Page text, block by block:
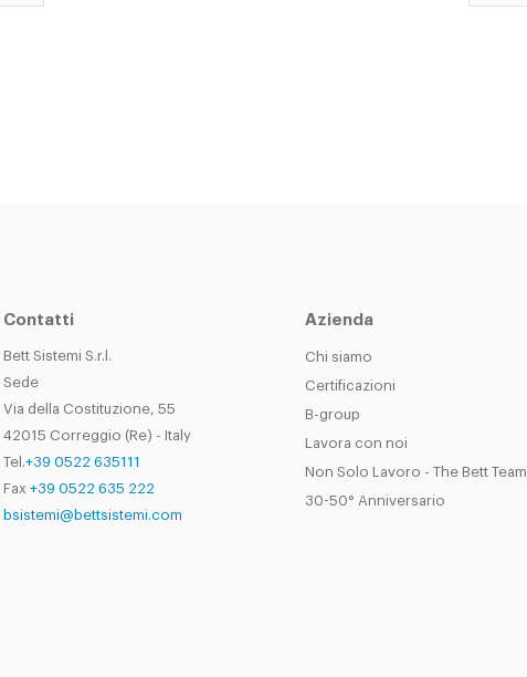
Contatti
Bett Sistemi S.r.l.
Sede
Via della Costituzione, 55
42015 Correggio (Re) - Italy
Tel.+39 0522 635111
Fax +39 0522 635 222
bsistemi@bettsistemi.com
Azienda
Chi siamo
Certificazioni
B-group
Lavora con noi
Non Solo Lavoro - The Bett Team
30-50° Anniversario